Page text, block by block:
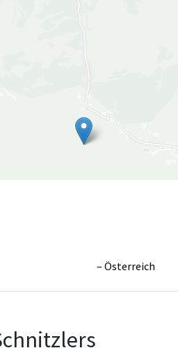
Österreich